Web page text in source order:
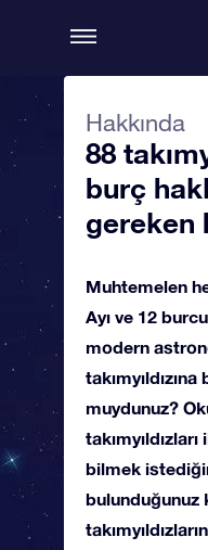
Hakkında
88
burç
gereken
Muhtemelen
Ayı ve 12
modern
muydunuz?
bilmek
bulunduğunuz